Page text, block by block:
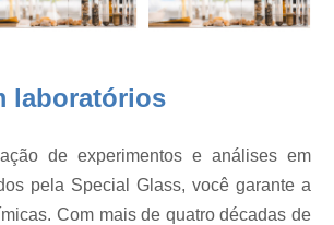
Aparelhos de Vidro
Aparelhos de Vidro para
com Saída Lateral
de Fundo Redondo com Saída Lateral
Destilação
Balão Destilação Saída
laboratórios
de experimentos e análises em
pela Special Glass, você garante a
Com mais de quatro décadas de